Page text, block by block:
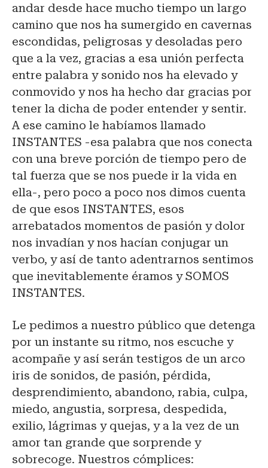
andar desde hace mucho tiempo un largo
camino que nos ha sumergido en cavernas
escondidas, peligrosas y desoladas pero
que a la vez, gracias a esa unión perfecta
entre palabra y sonido nos ha elevado y
conmovido y nos ha hecho dar gracias por
tener la dicha de poder entender y sentir.
A ese camino le habíamos llamado
INSTANTES -esa palabra que nos conecta
con una breve porción de tiempo pero de
tal fuerza que se nos puede ir la vida en
ella-, pero poco a poco nos dimos cuenta
de que esos INSTANTES, esos
arrebatados momentos de pasión y dolor
nos invadían y nos hacían conjugar un
verbo, y así de tanto adentrarnos sentimos
que inevitablemente éramos y SOMOS
INSTANTES.
Le pedimos a nuestro público que detenga
por un instante su ritmo, nos escuche y
acompañe y así serán testigos de un arco
iris de sonidos, de pasión, pérdida,
desprendimiento, abandono, rabia, culpa,
miedo, angustia, sorpresa, despedida,
exilio, lágrimas y quejas, y a la vez de un
amor tan grande que sorprende y
sobrecoge. Nuestros cómplices: